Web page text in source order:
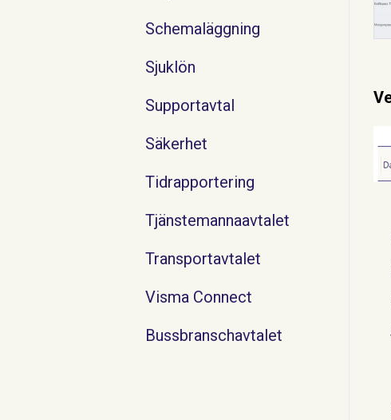
Schemaläggning
Sjuklön
Supportavtal
Säkerhet
Tidrapportering
Tjänstemannaavtalet
Transportavtalet
Visma Connect
Bussbranschavtalet